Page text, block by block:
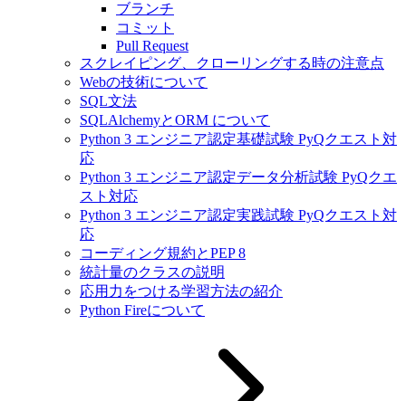
ブランチ
コミット
Pull Request
スクレイピング、クローリングする時の注意点
Webの技術について
SQL文法
SQLAlchemyとORM について
Python 3 エンジニア認定基礎試験 PyQクエスト対
応
Python 3 エンジニア認定データ分析試験 PyQクエ
スト対応
Python 3 エンジニア認定実践試験 PyQクエスト対
応
コーディング規約とPEP 8
統計量のクラスの説明
応用力をつける学習方法の紹介
Python Fireについて